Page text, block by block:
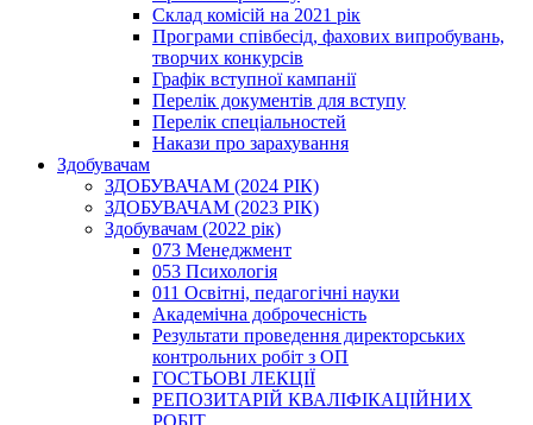
Склад комісій на 2021 рік
Програми співбесід, фахових випробувань,
творчих конкурсів
Графік вступної кампанії
Перелік документів для вступу
Перелік спеціальностей
Накази про зарахування
Здобувачам
ЗДОБУВАЧАМ (2024 РІК)
ЗДОБУВАЧАМ (2023 РІК)
Здобувачам (2022 рік)
073 Менеджмент
053 Психологія
011 Освітні, педагогічні науки
Академічна доброчесність
Результати проведення директорських
контрольних робіт з ОП
ГОСТЬОВІ ЛЕКЦІЇ
РЕПОЗИТАРІЙ КВАЛІФІКАЦІЙНИХ
РОБІТ